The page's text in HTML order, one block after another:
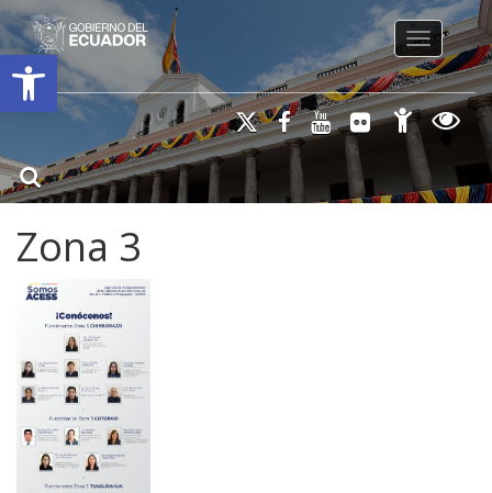
Open toolbar
Toggle
Zona 3